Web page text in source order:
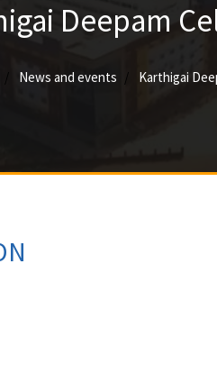
Deepam
News and events Karthigai